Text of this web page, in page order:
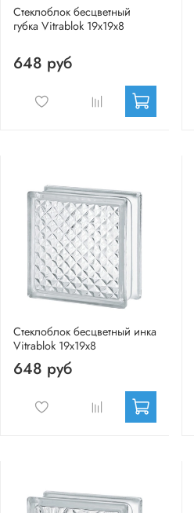
Стеклоблок бесцветный
губка Vitrablok 19х19х8
648 руб
Стеклоблок бесцветный инка
Vitrablok 19х19х8
648 руб